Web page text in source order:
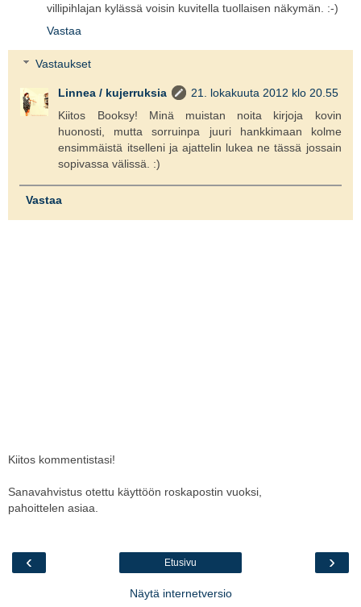
villipihlajan kylässä voisin kuvitella tuollaisen näkymän. :-)
Vastaa
Vastaukset
Linnea / kujerruksia
21. lokakuuta 2012 klo 20.55
Kiitos Booksy! Minä muistan noita kirjoja kovin
huonosti, mutta sorruinpa juuri hankkimaan kolme
ensimmäistä itselleni ja ajattelin lukea ne tässä jossain
sopivassa välissä. :)
Vastaa
Kiitos kommentistasi!
Sanavahvistus otettu käyttöön roskapostin vuoksi,
pahoittelen asiaa.
‹ ›
Etusivu
Näytä internetversio